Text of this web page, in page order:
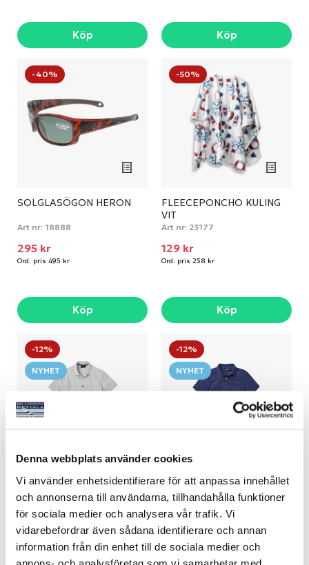
Denna webbplats använder cookies
Vi använder enhetsidentifierare för att anpassa innehållet
och annonserna till användarna, tillhandahålla funktioner
för sociala medier och analysera vår trafik. Vi
vidarebefordrar även sådana identifierare och annan
information från din enhet till de sociala medier och
annons- och analysföretag som vi samarbetar med.
Köp Köp
-40%
SOLGLASÖGON HERON
Art nr: 18888
295 kr
Ord. pris 495 kr
Köp
-50%
FLEECEPONCHO KULING
VIT
Art nr: 23177
129 kr
Ord. pris 258 kr
Köp
-12%
NYHET
HENRI LLOYD DRI-FAST
Art nr: V78446
Från 795 kr
Ord. pris 899 kr
-12%
NYHET
HENRI LLOYD DRI-FAST
POLO NAVY HERR
Art nr: V78440
Från 795 kr
Ord. pris 899 kr